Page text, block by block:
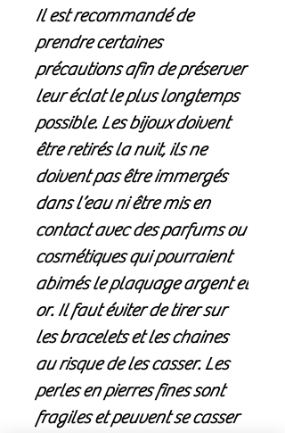
Il est recommandé de
prendre certaines
précautions afin de préserver
leur éclat le plus longtemps
possible. Les bijoux doivent
être retirés la nuit, ils ne
doivent pas être immergés
dans l’eau ni être mis en
contact avec des parfums ou
cosmétiques qui pourraient
abimés le plaquage argent et
or. Il faut éviter de tirer sur
les bracelets et les chaines
au risque de les casser. Les
perles en pierres fines sont
fragiles et peuvent se casser